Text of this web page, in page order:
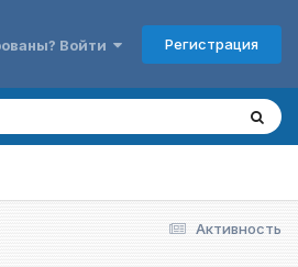
Войти Регистрация
Активность